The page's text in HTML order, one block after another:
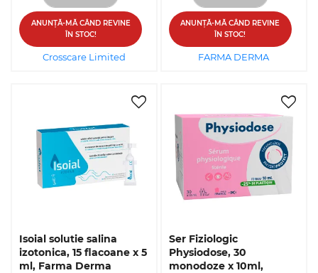
ANUNȚĂ-MĂ CÂND REVINE
ÎN STOC!
Crosscare Limited
ANUNȚĂ-MĂ CÂND REVINE
ÎN STOC!
FARMA DERMA
Isoial solutie salina
izotonica, 15 flacoane x 5
ml, Farma Derma
Ser Fiziologic
Physiodose, 30
monodoze x 10ml,